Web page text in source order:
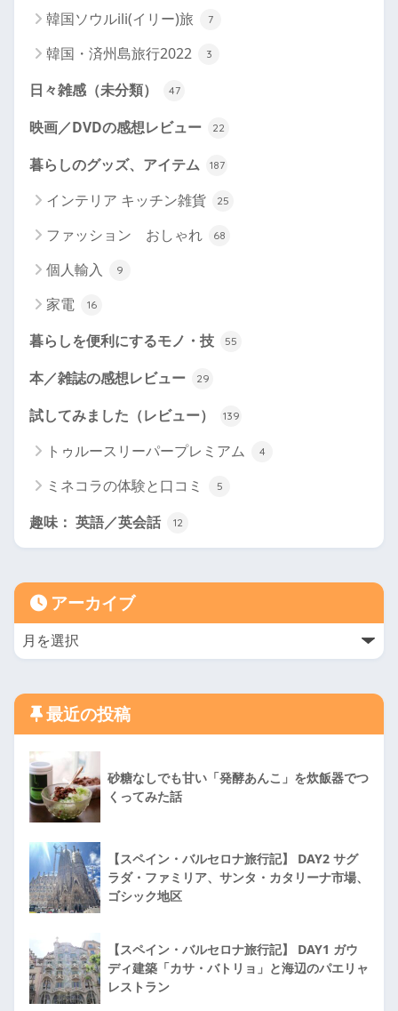
韓国ソウルili(イリー)旅 7
韓国・済州島旅行2022 3
日々雑感（未分類） 47
映画／DVDの感想レビュー 22
暮らしのグッズ、アイテム 187
インテリア キッチン雑貨 25
ファッション おしゃれ 68
個人輸入 9
家電 16
暮らしを便利にするモノ・技 55
本／雑誌の感想レビュー 29
試してみました（レビュー） 139
トゥルースリーパープレミアム 4
ミネコラの体験と口コミ 5
趣味： 英語／英会話 12
アーカイブ
最近の投稿
砂糖なしでも甘い「発酵あんこ」を炊飯器でつ
くってみた話
【スペイン・バルセロナ旅行記】 DAY2 サグ
ラダ・ファミリア、サンタ・カタリーナ市場、
ゴシック地区
【スペイン・バルセロナ旅行記】 DAY1 ガウ
ディ建築「カサ・バトリョ」と海辺のパエリャ
レストラン